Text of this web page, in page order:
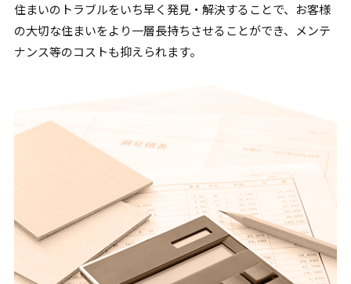
住まいのトラブルをいち早く発見・解決することで、お客様
の大切な住まいをより一層長持ちさせることができ、メンテ
ナンス等のコストも抑えられます。